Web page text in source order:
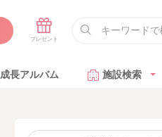
成長アルバム 施設検索